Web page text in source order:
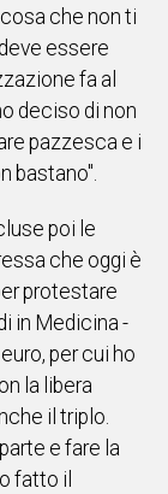
che non ti
essere
fa al
deciso di non
pazzesca e i
bastano".
poi le
che oggi è
protestare
in Medicina -
per cui ho
la libera
il triplo.
e fare la
fatto il